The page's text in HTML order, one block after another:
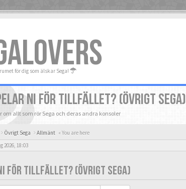
för dig som älskar Sega!
NI FÖR TILLFÄLLET? (ÖVRIGT SEGA)
om allt som rör Sega och deras andra konsoler
Övrigt Sega Allmänt « You are here
2026, 18:03
FÖR TILLFÄLLET? (ÖVRIGT SEGA)